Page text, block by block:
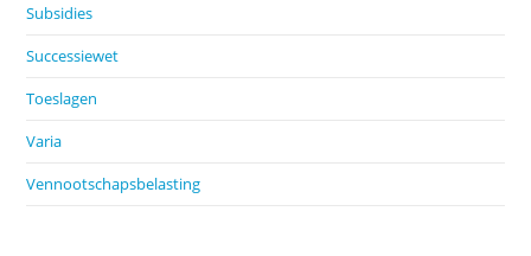
Subsidies
Successiewet
Toeslagen
Varia
Vennootschapsbelasting